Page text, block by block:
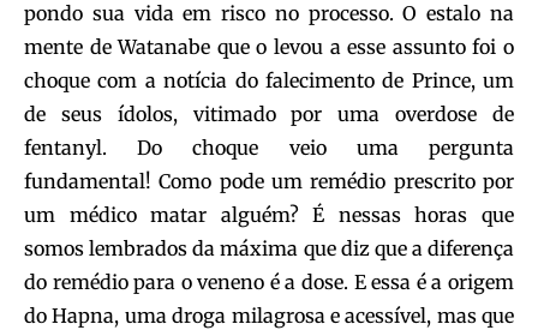
pondo sua vida em risco no processo. O estalo na
mente de Watanabe que o levou a esse assunto foi o
choque com a notícia do falecimento de Prince, um
de seus ídolos, vitimado por uma overdose de
fentanyl. Do choque veio uma pergunta
fundamental! Como pode um remédio prescrito por
um médico matar alguém? É nessas horas que
somos lembrados da máxima que diz que a diferença
do remédio para o veneno é a dose. E essa é a origem
do Hapna, uma droga milagrosa e acessível, mas que